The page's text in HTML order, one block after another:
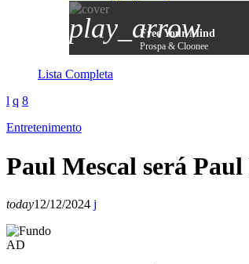
play_arrow
Free Your Mind
Prospa & Cloonee
Lista Completa
Entretenimento
Paul Mescal será
today12/12/2024
AD